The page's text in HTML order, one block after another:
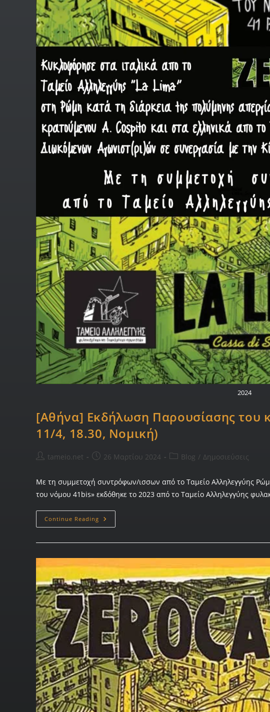
2024
[Αθήνα] Εκδήλωση Παρουσίασης του
11/4, 18.30, Νομική)
tameio.net 26 Μαρτίου 2024 Blog / Δημοσιεύσεις
Με τη συμμετοχή συντρόφων/ισσων από το Ταμείο Αλληλεγγύης
του νόμου 41bis» εκδόθηκε το 2023 από το Ταμείο Αλληλεγγύης
Continue Reading